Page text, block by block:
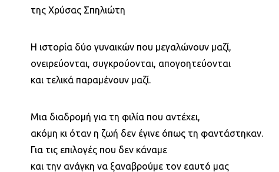
της Χρύσας Σπηλιώτη
Η ιστορία δύο γυναικών που μεγαλώνουν μαζί,
ονειρεύονται, συγκρούονται, απογοητεύονται
και τελικά παραμένουν μαζί.
Μια διαδρομή για τη φιλία που αντέχει,
ακόμη κι όταν η ζωή δεν έγινε όπως τη φαντάστηκαν.
Για τις επιλογές που δεν κάναμε
και την ανάγκη να ξαναβρούμε τον εαυτό μας